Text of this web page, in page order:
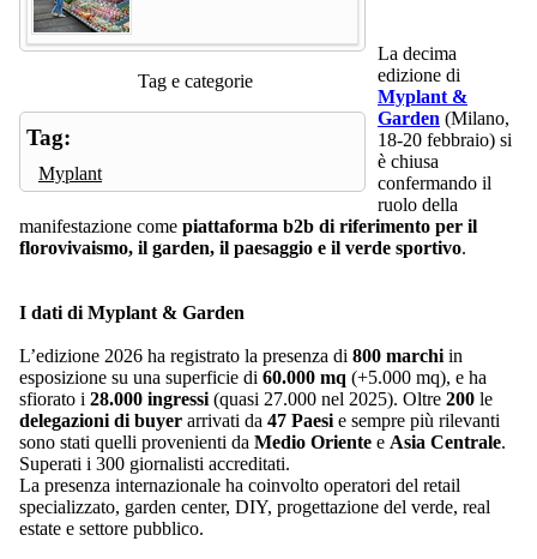
Tag e categorie
Tag:
Myplant
La decima
edizione di
Myplant &
Garden (Milano,
18-20 febbraio) si
è chiusa
confermando il
ruolo della
manifestazione come piattaforma b2b di riferimento per il
florovivaismo, il garden, il paesaggio e il verde sportivo.
I dati di Myplant & Garden
L’edizione 2026 ha registrato la presenza di 800 marchi in
esposizione su una superficie di 60.000 mq (+5.000 mq), e ha
sfiorato i 28.000 ingressi (quasi 27.000 nel 2025). Oltre 200 le
delegazioni di buyer arrivati da 47 Paesi e sempre più rilevanti
sono stati quelli provenienti da Medio Oriente e Asia Centrale.
Superati i 300 giornalisti accreditati.
La presenza internazionale ha coinvolto operatori del retail
specializzato, garden center, DIY, progettazione del verde, real
estate e settore pubblico.